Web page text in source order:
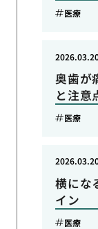
医療
奥歯が
と注意
医療
横にな
イン
医療